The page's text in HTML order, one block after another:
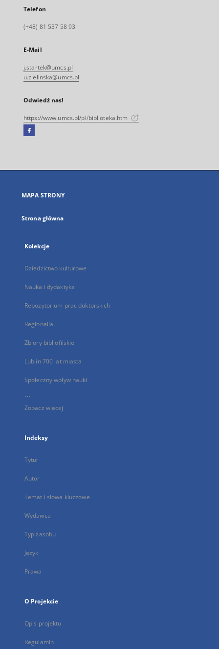
Telefon
(+48) 81 537 58 93
E-Mail
j.startek@umcs.pl
u.zielinska@umcs.pl
Odwiedź nas!
https://www.umcs.pl/pl/biblioteka.htm
Facebook
się
karcie
MAPA STRONY
Strona główna
Kolekcje
Dziedzictwo kulturowe
Nauka i dydaktyka
Repozytorium prac doktorskich
Regionalia
Zbiory bibliofilskie
Lublin 700 lat miasta
Społeczny wpływ nauki
...
Zobacz więcej
Indeksy
Tytuł
Autor
Temat i słowa kluczowe
Wydawca
Typ zasobu
Język
Prawa
O Projekcie
Opis projektu
Regulamin